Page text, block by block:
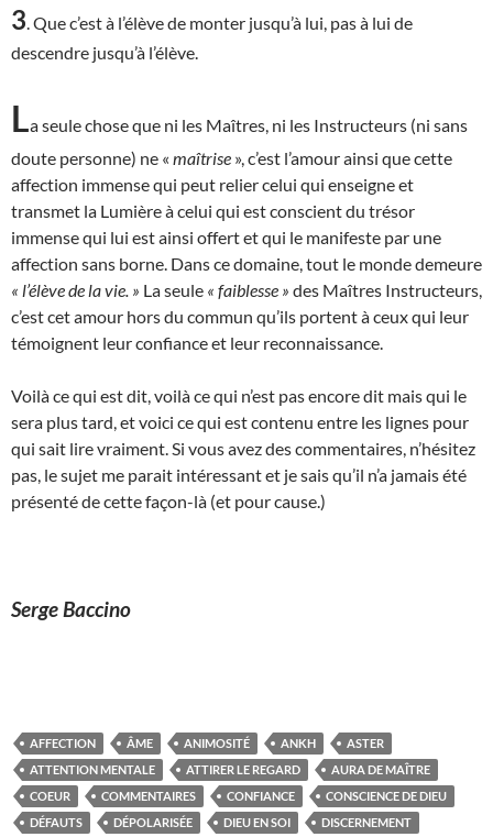
3 . Que c’est à l’élève de monter jusqu’à lui, pas à lui de
descendre jusqu’à l’élève.
La seule chose que ni les Maîtres, ni les Instructeurs (ni sans
doute personne) ne « maîtrise », c’est l’amour ainsi que cette
affection immense qui peut relier celui qui enseigne et
transmet la Lumière à celui qui est conscient du trésor
immense qui lui est ainsi offert et qui le manifeste par une
affection sans borne. Dans ce domaine, tout le monde demeure
« l’élève de la vie. » La seule « faiblesse » des Maîtres Instructeurs,
c’est cet amour hors du commun qu’ils portent à ceux qui leur
témoignent leur confiance et leur reconnaissance.
Voilà ce qui est dit, voilà ce qui n’est pas encore dit mais qui le
sera plus tard, et voici ce qui est contenu entre les lignes pour
qui sait lire vraiment. Si vous avez des commentaires, n’hésitez
pas, le sujet me parait intéressant et je sais qu’il n’a jamais été
présenté de cette façon-là (et pour cause.)
Serge Baccino
AFFECTION ÂME ANIMOSITÉ ANKH
ASTER
ATTENTION MENTALE
ATTIRER LE REGARD
AURA DE MAÎTRE
COEUR
COMMENTAIRES CONFIANCE
CONSCIENCE DE DIEU
DÉFAUTS
DÉPOLARISÉE DIEU EN SOI DISCERNEMENT